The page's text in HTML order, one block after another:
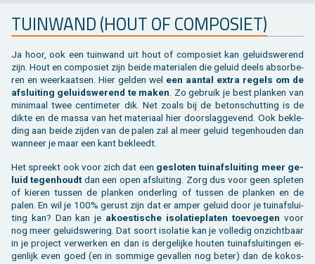
TUIN­WAND (HOUT OF COM­PO­SIET)
Ja hoor, ook een tuin­wand uit hout of com­po­siet kan ge­luids­we­rend
zijn. Hout en com­po­siet zijn beide ma­te­ri­a­len die ge­luid deels ab­sor­be­
ren en weer­kaat­sen. Hier gel­den wel een aan­tal extra re­gels om de
af­slui­ting ge­luids­we­rend te maken . Zo ge­bruik je best plan­ken van
mi­ni­maal twee cen­ti­me­ter dik. Net zoals bij de be­ton­schut­ting is de
dikte en de massa van het ma­te­ri­aal hier door­slag­ge­vend. Ook be­kle­
ding aan beide zij­den van de palen zal al meer ge­luid te­gen­hou­den dan
wan­neer je maar een kant be­kleedt.
Het spreekt ook voor zich dat een ge­slo­ten tuin­af­slui­ting meer ge­
luid te­gen­houdtdan een open af­slui­ting. Zorg dus voor geen sple­ten
of kie­ren tus­sen de plan­ken on­der­ling of tus­sen de plan­ken en de
palen. En wil je 100% ge­rust zijn dat er amper ge­luid door je tuin­af­slui­
ting kan? Dan kan je akoes­ti­sche iso­la­tie­pla­ten toe­voe­gen voor
nog meer ge­luids­we­ring. Dat soort iso­la­tie kan je vol­le­dig on­zicht­baar
in je pro­ject ver­wer­ken en dan is der­ge­lij­ke hou­ten tuin­af­slui­tin­gen ei­
gen­lijk even goed (en in som­mi­ge ge­val­len nog beter) dan de ko­kos­